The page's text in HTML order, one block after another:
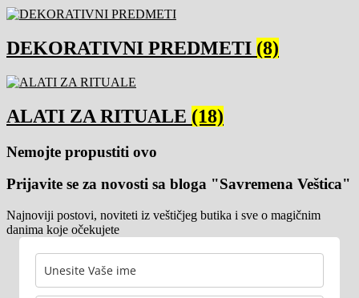
DEKORATIVNI PREDMETI (8)
ALATI ZA RITUALE (18)
Nemojte propustiti ovo
Prijavite se za novosti sa bloga "Savremena Veštica"
Najnoviji postovi, noviteti iz veštičjeg butika i sve o magičnim
danima koje očekujete